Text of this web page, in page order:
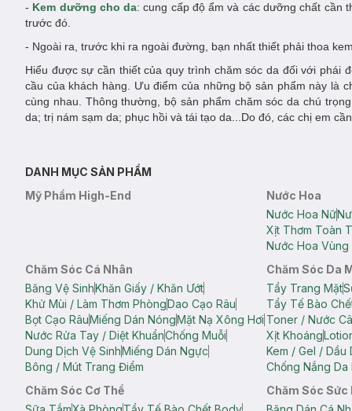
- Kem dưỡng cho da: cung cấp độ ẩm và các dưỡng chất cần
trước đó.
- Ngoài ra, trước khi ra ngoài đường, bạn nhất thiết phải thoa
Hiểu được sự cần thiết của quy trình chăm sóc da đối với phái
cầu của khách hàng. Ưu điểm của những bộ sản phẩm này là
cùng nhau. Thông thường, bộ sản phẩm chăm sóc da chú
da; trị nám sạm da; phục hồi và tái tạo da...Do đó, các chị em
DANH MỤC SẢN PHẨM
Mỹ Phẩm High-End
Nước Hoa
Nước Hoa Nữ
Xịt Thơm Toàn
Nước Hoa Vùng
Chăm Sóc Cá Nhân
Băng Vệ SinhKhăn Giấy / Khăn Ướt
Khử Mùi / Làm Thơm PhòngDao Cạo Râu
Bọt Cạo RâuMiếng Dán NóngMặt Nạ Xông Hơi
Nước Rửa Tay / Diệt KhuẩnChống Muỗi
Dung Dịch Vệ SinhMiếng Dán Ngực
Bông / Mút Trang Điểm
Chăm Sóc Da
Tẩy Trang Mặt
Tẩy Tế Bào
Toner / Nước
Xịt Khoáng
Kem / Gel / Dầu
Chống Nắng Da
Chăm Sóc Cơ Thể
Chăm Sóc Sức